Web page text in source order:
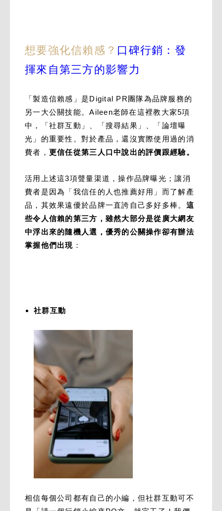
想要強化信賴感？ 口碑行銷：發
揮來自第三方的影響力
「製造信賴感」是Digital PR團隊為品牌服務的
另一大公關技能。Aileen老師在這裡教大家5項
中，「社群互動」、「搜尋結果」、「論壇曝
光」的重要性。對於產品，還沒實際使用過的消
費者， 更信任從第三人口中說出的評價跟經驗。
活用上述這3項聲量渠道，操作品牌曝光；讓消
費者是因為「我信任的人也推薦好用」而了解產
品，其效果遠優於品牌一直誇自己多好多棒。 這
些令人信賴的第三方，雖然大部分是從廣大網友
中浮出來的隨機人選，優秀的公關操作卻有辦法
掌握他們出現 ：
社群互動
相信每個公司都有自己的小編，但社群互動可不